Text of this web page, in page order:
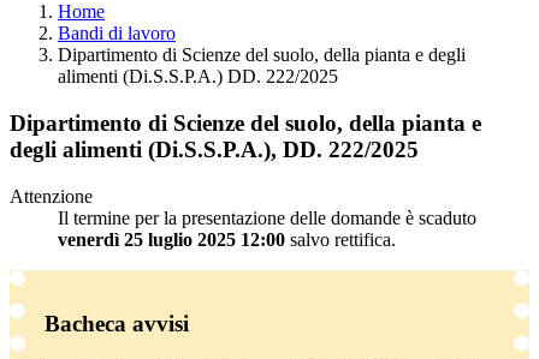
Home
Bandi di lavoro
Dipartimento di Scienze del suolo, della pianta e degli
alimenti (Di.S.S.P.A.) DD. 222/2025
Dipartimento di Scienze del suolo, della pianta e
degli alimenti (Di.S.S.P.A.), DD. 222/2025
Attenzione
Il termine per la presentazione delle domande è scaduto
venerdì 25 luglio 2025 12:00 salvo rettifica.
Bacheca avvisi